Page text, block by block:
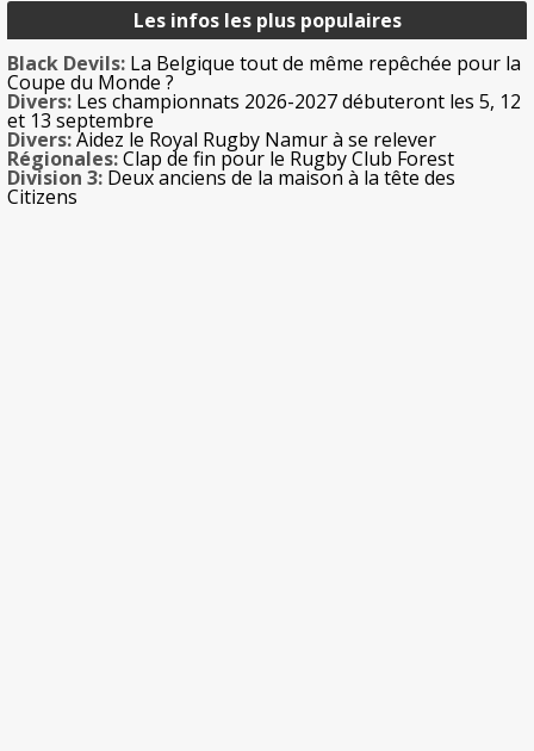
Les infos les plus populaires
Black Devils: La Belgique tout de même repêchée pour la
Coupe du Monde ?
Divers: Les championnats 2026-2027 débuteront les 5, 12
et 13 septembre
Divers:Aidez le Royal Rugby Namur à se relever
Régionales:Clap de fin pour le Rugby Club Forest
Division 3: Deux anciens de la maison à la tête des
Citizens